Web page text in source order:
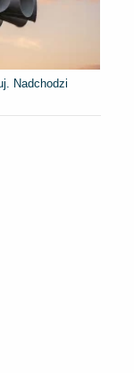
Nadchodzi